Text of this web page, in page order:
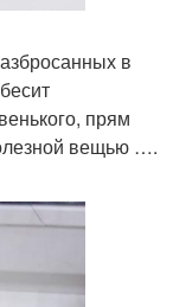
в
прям
вещью ….